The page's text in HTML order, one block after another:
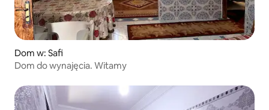
Dom w: Safi
Dom do wynajęcia. Witamy